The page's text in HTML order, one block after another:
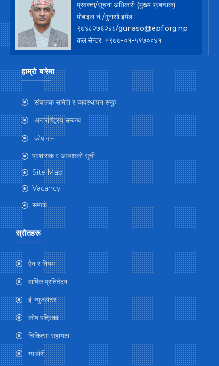
प्रवक्ता/सूचना अधिकारी (मुख्य प्रबन्धक)
मोबाइल नं./गुनासो इमेल :
९७४८२७६२४८/gunaso@epf.org.np
कल सेन्टर: +९७७-०१-५९७००४१
हाम्रो बारेमा
संचालक समिति र व्यवस्थापन समूह
अन्तर्राष्ट्रिय सम्बन्ध
कोष गान
प्रशासक र अध्यक्षको सूची
Site Map
Vacancy
सम्पर्क
स्रोतहरू
ऐन र नियम
वार्षिक प्रतिवेदन
ई-न्युजलेटर
कोष पत्रिका
चिकित्सा सहायता
ग्यालेरी